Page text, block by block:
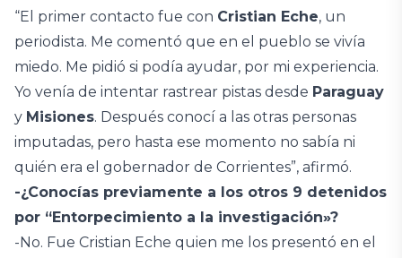
“El primer contacto fue con Cristian Eche, un
periodista. Me comentó que en el pueblo se vivía
miedo. Me pidió si podía ayudar, por mi experiencia.
Yo venía de intentar rastrear pistas desde Paraguay
y Misiones. Después conocí a las otras personas
imputadas, pero hasta ese momento no sabía ni
quién era el gobernador de Corrientes”, afirmó.
-¿Conocías previamente a los otros 9 detenidos
por “Entorpecimiento a la investigación»?
-No. Fue Cristian Eche quien me los presentó en el